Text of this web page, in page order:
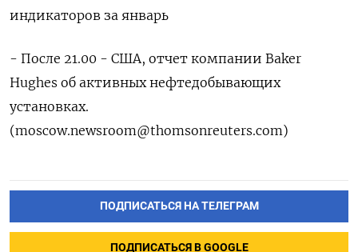
индикаторов за январь
- После 21.00 - США, отчет компании Baker
Hughes об активных нефтедобывающих
установках.
(moscow.newsroom@thomsonreuters.com)
ПОДПИСАТЬСЯ НА ТЕЛЕГРАМ
ПОДПИСАТЬСЯ В GOOGLE